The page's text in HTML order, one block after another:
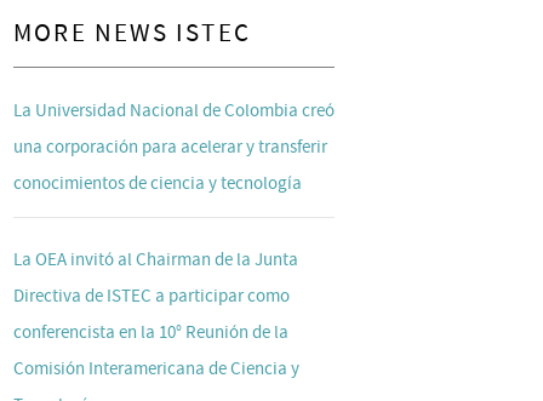
MORE NEWS ISTEC
La Universidad Nacional de Colombia creó
una corporación para acelerar y transferir
conocimientos de ciencia y tecnología
La OEA invitó al Chairman de la Junta
Directiva de ISTEC a participar como
conferencista en la 10° Reunión de la
Comisión Interamericana de Ciencia y